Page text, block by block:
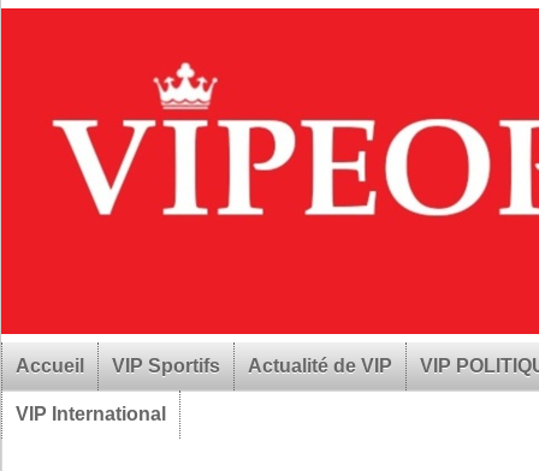
Accueil VIP Sportifs Actualité de VIP VIP
VIP International